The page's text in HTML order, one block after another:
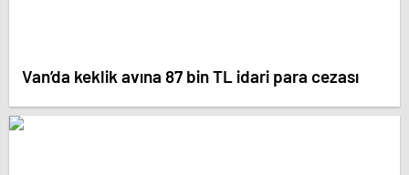
Van’da keklik avına 87 bin TL idari para cezası